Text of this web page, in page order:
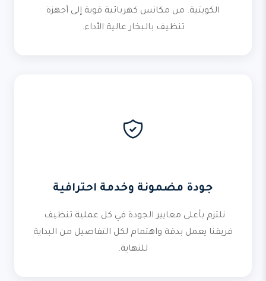
الكويتية. من مكانس كهربائية قوية إلى أجهزة
تنظيف بالبخار عالية الأداء.
جودة مضمونة وخدمة احترافية
نلتزم بأعلى معايير الجودة في كل عملية تنظيف.
فريقنا يعمل بدقة واهتمام لكل التفاصيل من البداية
للنهاية.